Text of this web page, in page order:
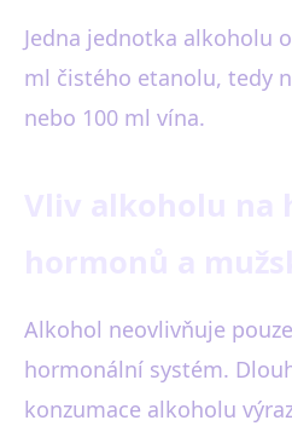
Jedna jednotka alkoholu
ml čistého etanolu, tedy
nebo 100 ml vína.
Alkohol neovlivňuje
hormonální systém.
konzumace alkoholu